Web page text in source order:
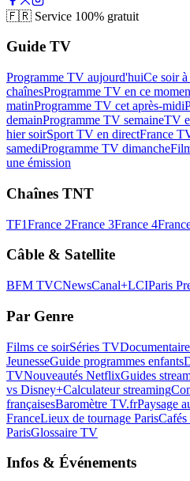
🇫🇷 Service 100% gratuit
Guide TV
Programme TV aujourd'huiCe soir
chaînesProgramme TV en ce
matinProgramme TV cet après-midi
demainProgramme TV semaineTV
hier soirSport TV en directFrance
samediProgramme TV dimanche
une émission
Chaînes TNT
TF1France 2France 3France 4
Câble & Satellite
BFM TVCNewsCanal+LCIParis
Par Genre
Films ce soirSéries TV
JeunesseGuide programmes enfants
TVNouveautés NetflixGuides
vs Disney+Calculateur streaming
françaisesBaromètre TV.frPaysage
FranceLieux de tournage ParisCafés
ParisGlossaire TV
Infos & Événements